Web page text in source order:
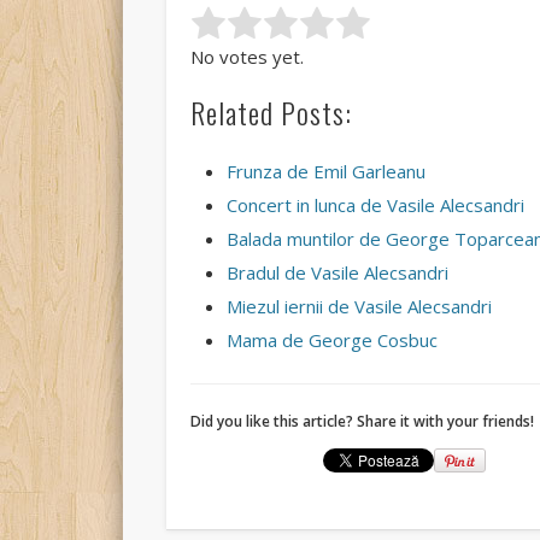
Rate this item:
No votes yet.
Related Posts:
Frunza de Emil Garleanu
Concert in lunca de Vasile Alecsandri
Balada muntilor de George
Bradul de Vasile Alecsandri
Miezul iernii de Vasile Alecsandri
Mama de George Cosbuc
Did you like this article? Share it with your friends!